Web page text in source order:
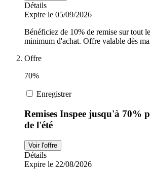
Détails
Expire le 05/09/2026
Bénéficiez de 10% de remise sur tout
minimum d'achat. Offre valable dès
Offre
70%
Enregistrer
Remises Inspee jusqu'à 70%
de l'été
Voir l'offre
Détails
Expire le 22/08/2026